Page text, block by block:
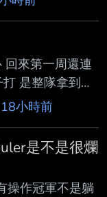
是lck這些年輕
回來第一周還連
是整隊拿到錢
18小時前
是不是很爛
操作冠軍不是躺